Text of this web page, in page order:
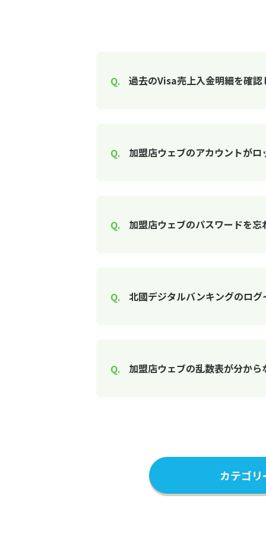
過去のVisa売上入金明細を確認
加盟店ウェブのアカウントが
加盟店ウェブのパスワードを忘
北國デジタルバンキングのロ
加盟店ウェブの乱数表が分から
カテゴ